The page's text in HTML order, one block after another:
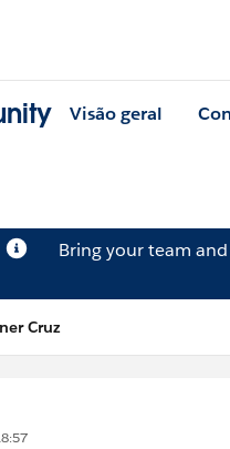
Visão geral
Bring your team
Cruz